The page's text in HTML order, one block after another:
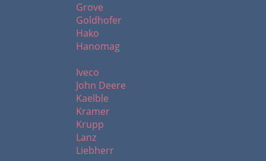
Grove
Goldhofer
Hako
Hanomag
Iveco
John Deere
Kaelble
Kramer
Krupp
Lanz
Liebherr